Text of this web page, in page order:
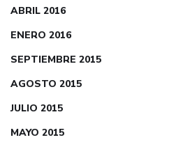
ABRIL 2016
ENERO 2016
SEPTIEMBRE 2015
AGOSTO 2015
JULIO 2015
MAYO 2015